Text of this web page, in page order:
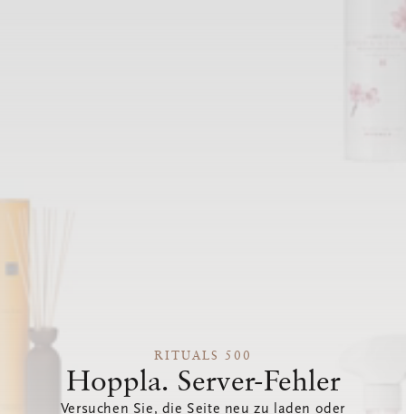
RITUALS 500
Hoppla. Server-Fehler
Versuchen Sie, die Seite neu zu laden oder